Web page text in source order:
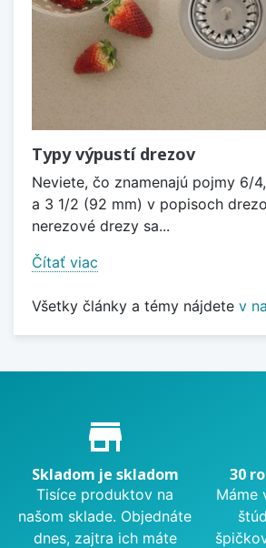
Typy výpustí drezov
Neviete, čo znamenajú pojmy 6/
a 3 1/2 (92 mm) v popisoch
nerezové drezy sa...
Čítať viac
Všetky články a témy nájdete v
Proč nakupovat u nás?
store_mall_directory
Skladom je skladom
Tisíce produktov na
našom sklade. Objednáte
dnes, zajtra ich máte
30
Máme